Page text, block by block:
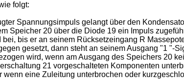
folgt:
Spannungsimpuls gelangt über den
Speicher 20 über die Diode 19 ein Impuls
bis er an seinem Rücksetzeingang R
gesetzt, dann steht an seinem Ausgang "1 "-
wird, wenn am Ausgang des Speichers 20
21 vorgeschalteten Komponenten
eine Zuleitung unterbrochen oder